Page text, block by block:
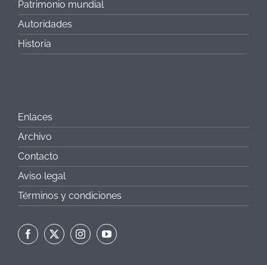
Patrimonio mundial
Autoridades
Historia
Enlaces
Archivo
Contacto
Aviso legal
Términos y condiciones